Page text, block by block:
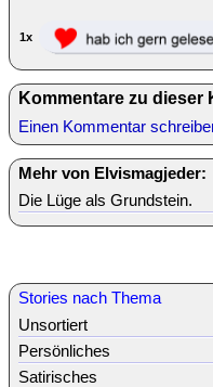
1x
Kommentare zu dieser
Einen Kommentar
Mehr von Elvismagjeder:
Die Lüge als Grundstein.
Stories nach Thema
Unsortiert
Persönliches
Satirisches